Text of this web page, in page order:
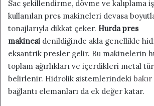
Sac şekillendirme, dövme ve kalıplama
kullanılan pres makineleri devasa
tonajlarıyla dikkat çeker. Hurda pres
makinesi denildiğinde akla genellikle
eksantrik presler gelir. Bu makinelerin
toplam ağırlıkları ve içerdikleri metal
belirlenir. Hidrolik sistemlerindeki bakır
bağlantı elemanları da ek değer katar.